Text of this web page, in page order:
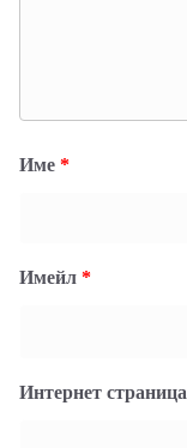
Име *
Имейл *
Интернет страница